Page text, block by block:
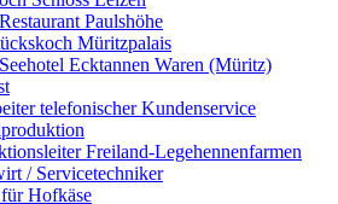
Paulshöhe
Müritzpalais
Ecktannen Waren (Müritz)
telefonischer Kundenservice
Freiland-Legehennenfarmen
/ Servicetechniker
Hofkäse